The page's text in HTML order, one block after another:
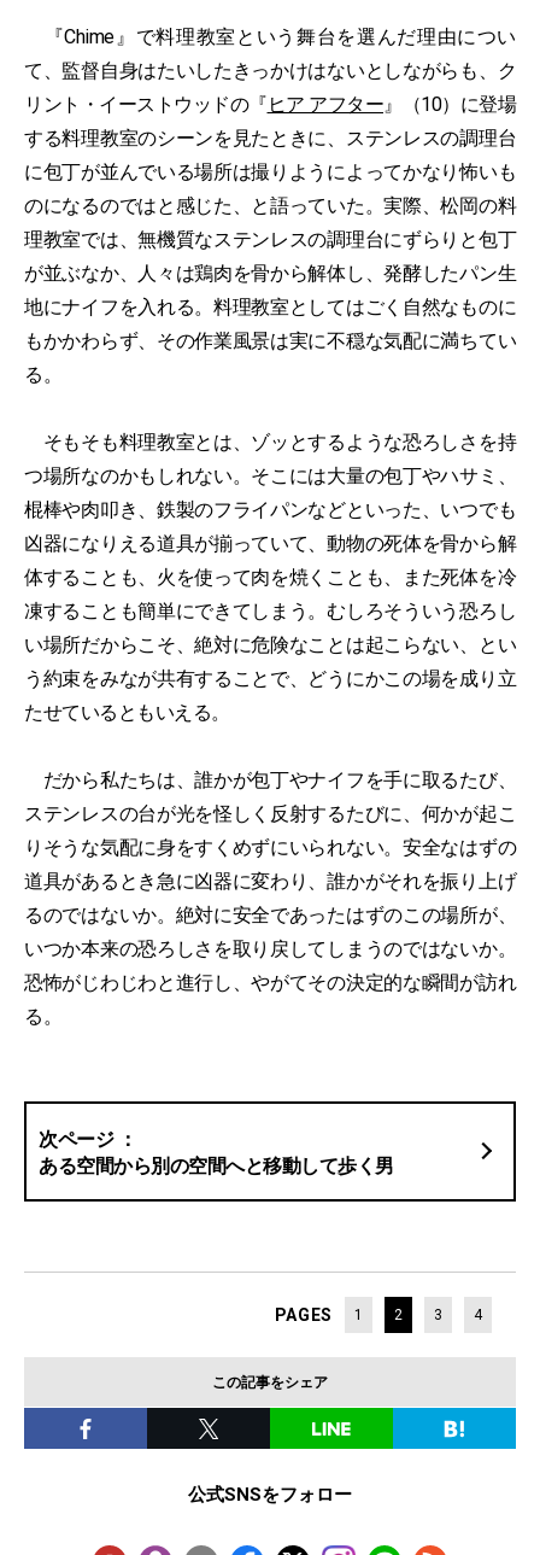
『Chime』で料理教室という舞台を選んだ理由につい
て、監督自身はたいしたきっかけはないとしながらも、ク
リント・イーストウッドの『 ヒア アフター 』（10）に登場
する料理教室のシーンを見たときに、ステンレスの調理台
に包丁が並んでいる場所は撮りようによってかなり怖いも
のになるのではと感じた、と語っていた。実際、松岡の料
理教室では、無機質なステンレスの調理台にずらりと包丁
が並ぶなか、人々は鶏肉を骨から解体し、発酵したパン生
地にナイフを入れる。料理教室としてはごく自然なものに
もかかわらず、その作業風景は実に不穏な気配に満ちてい
る。
そもそも料理教室とは、ゾッとするような恐ろしさを持
つ場所なのかもしれない。そこには大量の包丁やハサミ、
棍棒や肉叩き、鉄製のフライパンなどといった、いつでも
凶器になりえる道具が揃っていて、動物の死体を骨から解
体することも、火を使って肉を焼くことも、また死体を冷
凍することも簡単にできてしまう。むしろそういう恐ろし
い場所だからこそ、絶対に危険なことは起こらない、とい
う約束をみなが共有することで、どうにかこの場を成り立
たせているともいえる。
だから私たちは、誰かが包丁やナイフを手に取るたび、
ステンレスの台が光を怪しく反射するたびに、何かが起こ
りそうな気配に身をすくめずにいられない。安全なはずの
道具があるとき急に凶器に変わり、誰かがそれを振り上げ
るのではないか。絶対に安全であったはずのこの場所が、
いつか本来の恐ろしさを取り戻してしまうのではないか。
恐怖がじわじわと進行し、やがてその決定的な瞬間が訪れ
る。
ある空間から別の空間へと移動して歩く男
PAGES 1 2 3 4
この記事をシェア
公式SNSをフォロー